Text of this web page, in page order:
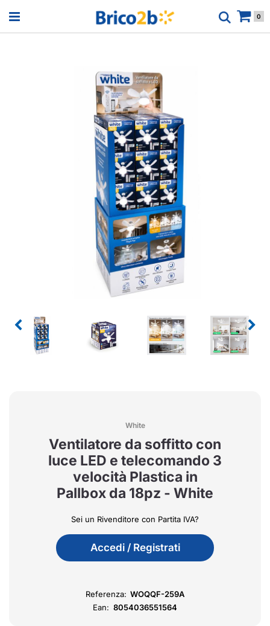
Open menu 0
White
Ventilatore da soffitto con
luce LED e telecomando 3
velocità Plastica in
Pallbox da 18pz - White
Sei un Rivenditore con Partita IVA?
Accedi / Registrati
Referenza: WOQQF-259A
Ean: 8054036551564